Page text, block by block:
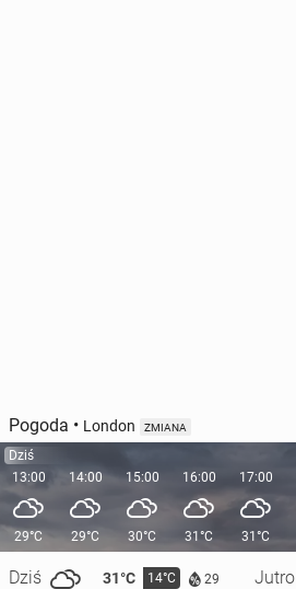
Pogoda • London ZMIANA
Dziś
13:00
29°C
Dziś 31°C 14°C 29 Jutro
14:00
29°C
15:00
30°C
16:00
31°C
17:00
31°C